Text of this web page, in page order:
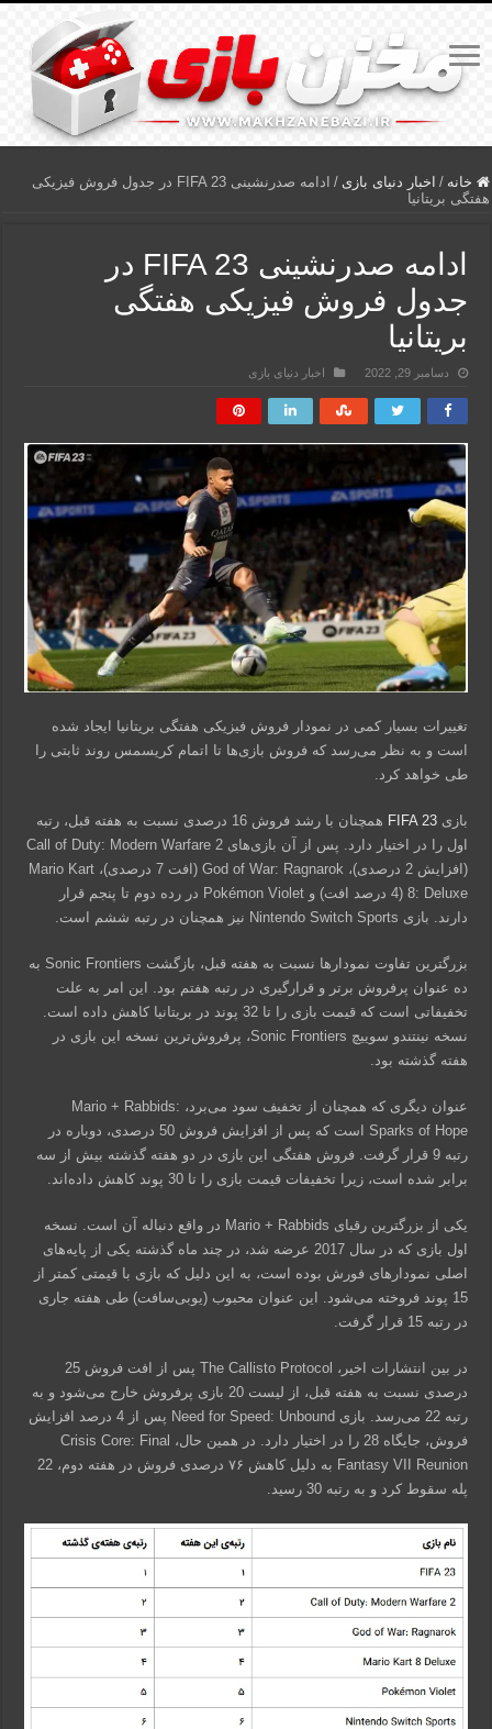
خانه / اخبار دنیای بازی /
ادامه صدرنشینی FIFA 23 در جدول فروش فیزیکی
هفتگی بریتانیا
ادامه صدرنشینی FIFA 23 در
جدول فروش فیزیکی هفتگی
بریتانیا
دسامبر 29, 2022 اخبار دنیای بازی
تغییرات بسیار کمی در نمودار فروش فیزیکی هفتگی بریتانیا ایجاد شده
است و به نظر می‌رسد که فروش بازی‌ها تا اتمام کریسمس روند ثابتی را
طی خواهد کرد.
بازیFIFA 23
همچنان با رشد فروش 16 درصدی نسبت به هفته قبل، رتبه
اول را در اختیار دارد. پس از آن بازی‌های Call of Duty: Modern Warfare 2
(افزایش 2 درصدی)، God of War: Ragnarok (افت 7 درصدی)، Mario Kart
8: Deluxe (4 درصد افت) و Pokémon Violet در رده دوم تا پنجم قرار
دارند. بازی Nintendo Switch Sports نیز همچنان در رتبه ششم است.
بزرگترین تفاوت نمودارها نسبت به هفته قبل، بازگشت Sonic Frontiers به
ده عنوان پرفروش برتر و قرارگیری در رتبه هفتم بود. این امر به علت
تخفیفاتی است که قیمت بازی را تا 32 پوند در بریتانیا کاهش داده است.
نسخه نینتندو سوییچ Sonic Frontiers، پرفروش‌ترین نسخه این بازی در
هفته گذشته بود.
عنوان دیگری که همچنان از تخفیف سود می‌برد، Mario + Rabbids:
Sparks of Hope است که پس از افزایش فروش 50 درصدی، دوباره در
رتبه 9 قرار گرفت. فروش هفتگی این بازی در دو هفته گذشته بیش از سه
برابر شده است، زیرا تخفیفات قیمت بازی را تا 30 پوند کاهش داده‌اند.
یکی از بزرگترین رقبای Mario + Rabbids در واقع دنباله آن است. نسخه
اول بازی که در سال 2017 عرضه شد، در چند ماه گذشته یکی از پایه‌های
اصلی نمودارهای فورش بوده است، به این دلیل که بازی با قیمتی کمتر از
15 پوند فروخته می‌شود. این عنوان محبوب (یوبی‌سافت) طی هفته جاری
در رتبه 15 قرار گرفت.
در بین انتشارات اخیر، The Callisto Protocol پس از افت فروش 25
درصدی نسبت به هفته قبل، از لیست 20 بازی پرفروش خارج می‌شود و به
رتبه 22 می‌رسد. بازی Need for Speed: Unbound پس از 4 درصد افزایش
فروش، جایگاه 28 را در اختیار دارد. در همین حال، Crisis Core: Final
Fantasy VII Reunion به دلیل کاهش ۷۶ درصدی فروش در هفته دوم، 22
پله سقوط کرد و به رتبه 30 رسید.